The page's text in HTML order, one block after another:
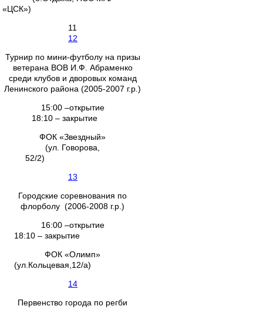
«ЦСК»)
11
12
Турнир по мини-футболу на призы
ветерана ВОВ И.Ф. Абраменко
среди клубов и дворовых команд
Ленинского района (2005-2007 г.р.)
15:00 –открытие
18:10 – закрытие
ФОК «Звездный»
(ул. Говорова,
52/2)
13
Городские соревнования по
флорболу (2006-2008 г.р.)
16:00 –открытие
18:10 – закрытие
ФОК «Олимп»
(ул.Кольцевая,12/а)
14
Первенство города по регби